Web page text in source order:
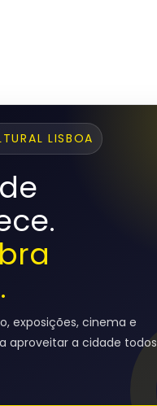
LISBOA
exposições, cinema e
aproveitar a cidade todos